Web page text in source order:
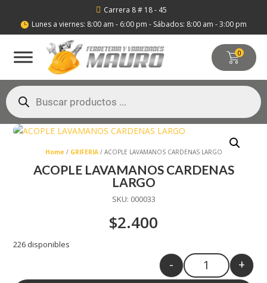
 Carrera 8 # 18 - 45
 Lunes a viernes: 8:00 am - 6:00 pm - Sábados: 8:00 am - 3:00 pm
0
Búsqueda
de
productos
Home / GRIFERIA/ ACOPLE LAVAMANOS CARDENAS LARGO
ACOPLE LAVAMANOS CARDENAS
LARGO
SKU: 000033
$2.400
226 disponibles
Quantity
- +